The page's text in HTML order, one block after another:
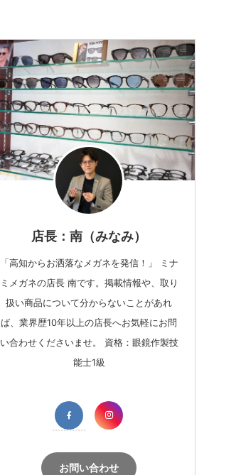
店長：南（みなみ）
「高知からお洒落なメガネを発信！」 ミナ
ミメガネの店長 南です。掲載情報や、取り
扱い商品について分からないことがあれ
ば、業界歴10年以上の店長へお気軽にお問
い合わせくださいませ。 資格：眼鏡作製技
能士1級
お問い合わせ